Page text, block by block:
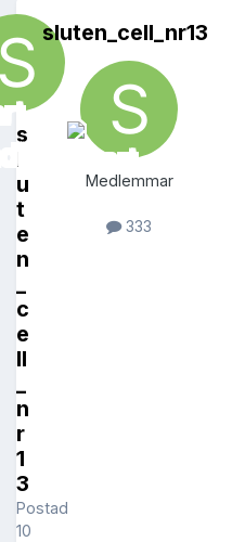
s
l
u
t
e
n
_
c
e
ll
_
n
r
1
3
Postad
10
sluten_cell_nr13
Medlemmar
333